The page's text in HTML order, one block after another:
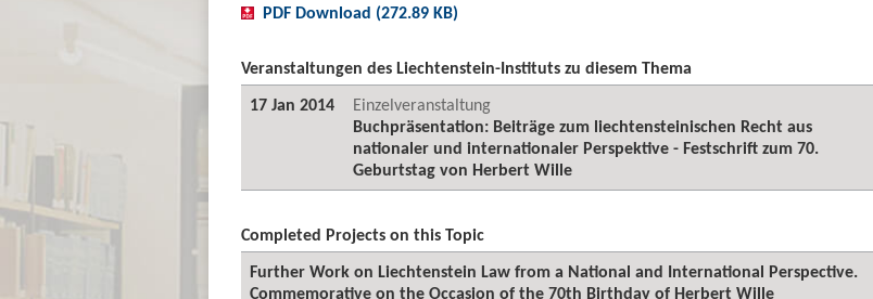
PDF Download (272.89 KB)
Veranstaltungen des Liechtenstein-Instituts zu diesem Thema
17 Jan 2014
Einzelveranstaltung
Buchpräsentation: Beiträge zum liechtensteinischen Recht aus
nationaler und internationaler Perspektive - Festschrift zum 70.
Geburtstag von Herbert Wille
Completed Projects on this Topic
Further Work on Liechtenstein Law from a National and International Perspective.
Commemorative on the Occasion of the 70th Birthday of Herbert Wille